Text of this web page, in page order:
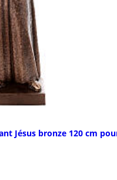
Jésus bronze 120 cm